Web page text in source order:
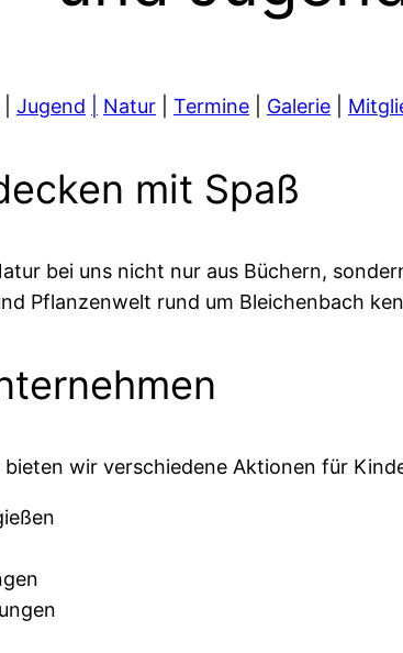
Jugend Natur Termine Galerie
mit Spaß
bei uns nicht nur aus Büchern,
Pflanzenwelt rund um Bleichenbach
wir verschiedene Aktionen für